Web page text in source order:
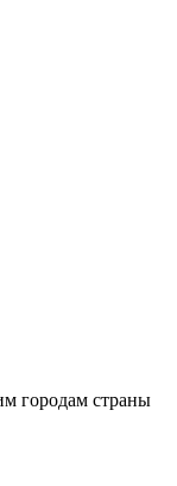
городам страны